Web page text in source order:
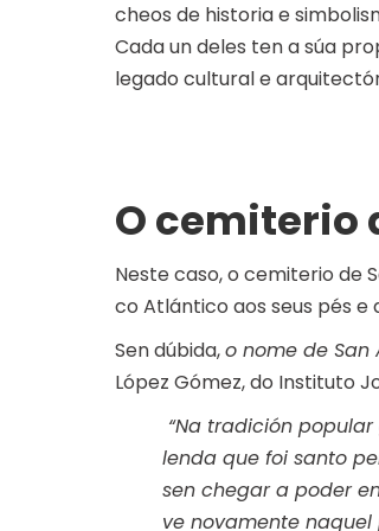
cheos de historia e
Cada un deles ten a súa
legado cultural e
O cemiterio
Neste caso, o cemiterio de
co Atlántico aos seus pés e
Sen dúbida,o nome de
López Gómez, do Instituto
“Na tradición
lenda que foi santo
sen chegar a poder
ve novamente